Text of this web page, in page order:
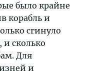
было крайне
корабль и
сгинуло
сколько
Для
и